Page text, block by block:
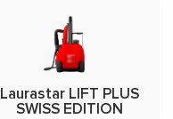
Laurastar LIFT PLUS
SWISS EDITION